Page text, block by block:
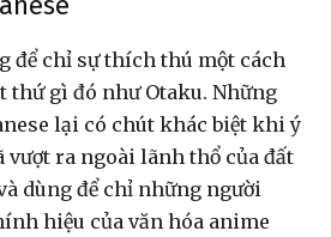
để chỉ sự thích thú một cách
thứ gì đó như Otaku. Những
lại có chút khác biệt khi ý
vượt ra ngoài lãnh thổ của đất
dùng để chỉ những người
hiệu của văn hóa anime